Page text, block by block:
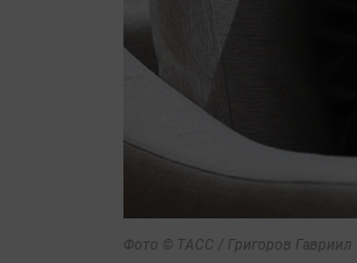
Фото © ТАСС / Григоров Гавриил